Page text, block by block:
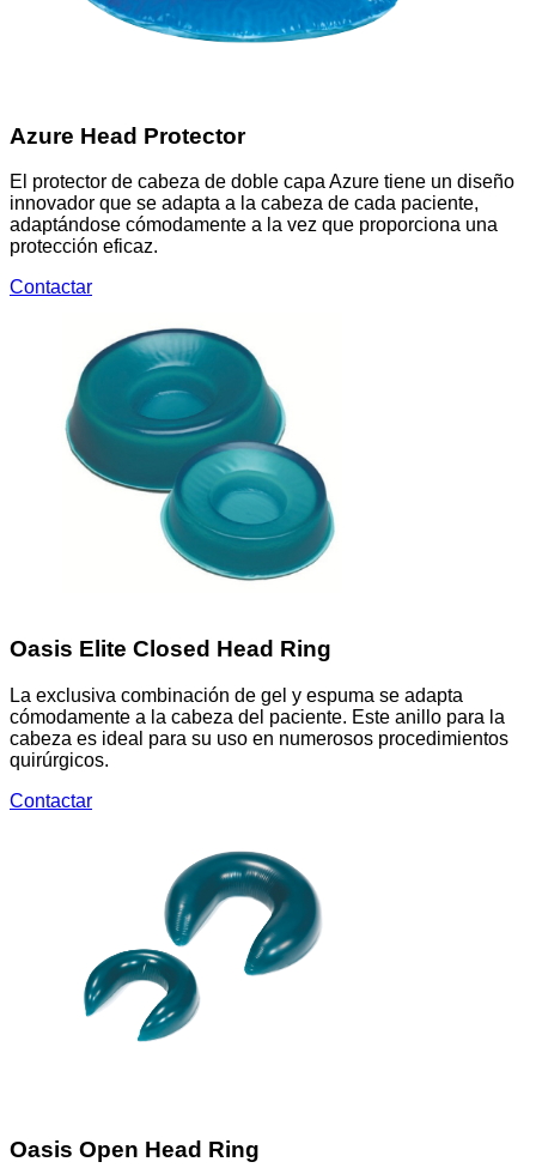
Azure Head Protector
El protector de cabeza de doble capa Azure tiene un diseño
innovador que se adapta a la cabeza de cada paciente,
adaptándose cómodamente a la vez que proporciona una
protección eficaz.
Contactar
Oasis Elite Closed Head Ring
La exclusiva combinación de gel y espuma se adapta
cómodamente a la cabeza del paciente. Este anillo para la
cabeza es ideal para su uso en numerosos procedimientos
quirúrgicos.
Contactar
Oasis Open Head Ring